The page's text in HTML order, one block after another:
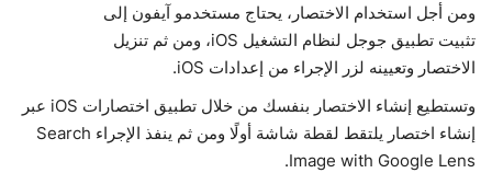
ومن أجل استخدام الاختصار، يحتاج مستخدمو آيفون إلى
تثبيت تطبيق جوجل لنظام التشغيل iOS، ومن ثم تنزيل
الاختصار وتعيينه لزر الإجراء من إعدادات iOS.
وتستطيع إنشاء الاختصار بنفسك من خلال تطبيق اختصارات iOS عبر
إنشاء اختصار يلتقط لقطة شاشة أولًا ومن ثم ينفذ الإجراء Search
Image with Google Lens.